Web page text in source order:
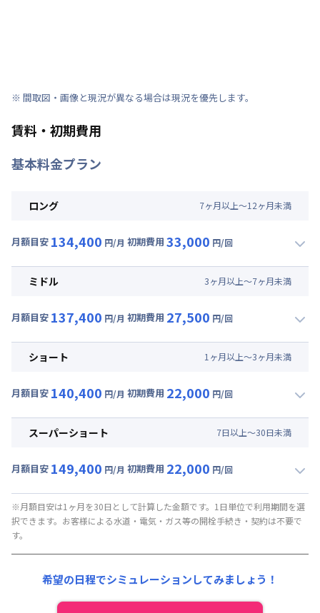
※ 間取図・画像と現況が異なる場合は現況を優先します。
賃料・初期費用
基本料金プラン
ロング 7ヶ月以上～12ヶ月未満
月額目安 134,400 円/月 初期費用 33,000 円/回
月額賃料目安(30日利用)
光熱費他 : 24,000円/月 (800円/日) (税抜)
その他費用 :
初期費用
ミドル 3ヶ月以上～7ヶ月未満
月額目安 137,400 円/月 初期費用 27,500 円/回
月額賃料目安(30日利用)
光熱費他 : 24,000円/月 (800円/日) (税抜)
その他費用 :
初期費用
ショート 1 ヶ月以上～3ヶ月未満
月額目安 140,400 円/月 初期費用 22,000 円/回
月額賃料目安(30日利用)
光熱費他 : 24,000円/月 (800円/日) (税抜)
その他費用 :
管理費: 24,000円/月 (800円/日)
初期費用
スーパーショート 7日以上～30日未満
月額目安 149,400 円/月 初期費用 22,000 円/回
月額賃料目安(30日利用)
賃料 : 90,000円/月 (3,000円/日) (税抜)
光熱費他 :
その他費用 :
24,000円/月 (800円/日)
※月額目安は1ヶ月を30日として計算した金額です。1日単位で利用期間を選
択できます。お客様による水道・電気・ガス等の開栓手続き・契約は不要で
す。
希望の日程でシミュレーションしてみましょう！